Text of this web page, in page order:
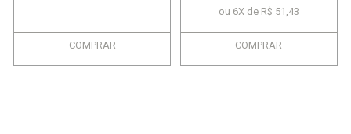
COMPRAR
ou 6X de R$ 51,43
COMPRAR